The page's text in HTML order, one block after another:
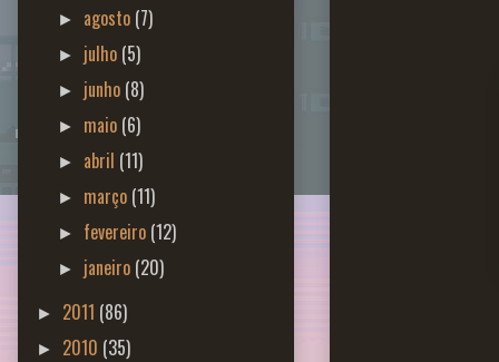
► agosto (7)
► julho (5)
► junho (8)
► maio (6)
► abril (11)
► março (11)
► fevereiro (12)
► janeiro (20)
► 2011 (86)
► 2010 (35)